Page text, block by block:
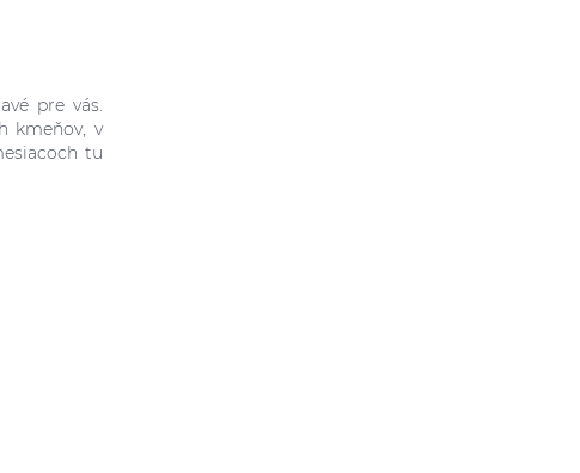
pre vás.
kmeňov, v
tu